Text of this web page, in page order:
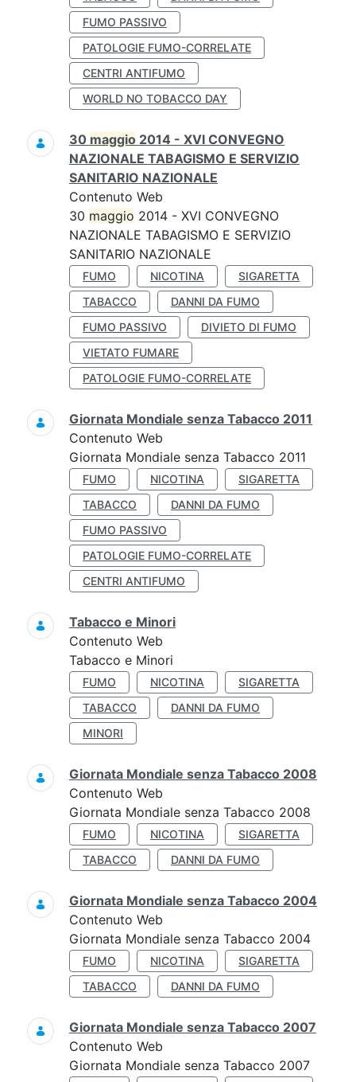
FUMO PASSIVO
PATOLOGIE FUMO-CORRELATE
CENTRI ANTIFUMO
WORLD NO TOBACCO DAY
30 maggio 2014 - XVI CONVEGNO
NAZIONALE TABAGISMO E SERVIZIO
SANITARIO NAZIONALE
Contenuto Web
30 maggio 2014 - XVI CONVEGNO
NAZIONALE TABAGISMO E SERVIZIO
SANITARIO NAZIONALE
FUMO NICOTINA
SIGARETTA
TABACCO
DANNI DA FUMO
FUMO PASSIVO
DIVIETO DI FUMO
VIETATO FUMARE
PATOLOGIE FUMO-CORRELATE
Giornata Mondiale senza Tabacco 2011
Contenuto Web
Giornata Mondiale senza Tabacco 2011
FUMO NICOTINA
SIGARETTA
TABACCO
DANNI DA FUMO
FUMO PASSIVO
PATOLOGIE FUMO-CORRELATE
CENTRI ANTIFUMO
Tabacco e Minori
Contenuto Web
Tabacco e Minori
FUMO NICOTINA
SIGARETTA
TABACCO
DANNI DA FUMO
MINORI
Giornata Mondiale senza Tabacco 2008
Contenuto Web
Giornata Mondiale senza Tabacco 2008
FUMO NICOTINA
SIGARETTA
TABACCO
DANNI DA FUMO
Giornata Mondiale senza Tabacco 2004
Contenuto Web
Giornata Mondiale senza Tabacco 2004
FUMO NICOTINA
SIGARETTA
TABACCO
DANNI DA FUMO
Giornata Mondiale senza Tabacco 2007
Contenuto Web
Giornata Mondiale senza Tabacco 2007